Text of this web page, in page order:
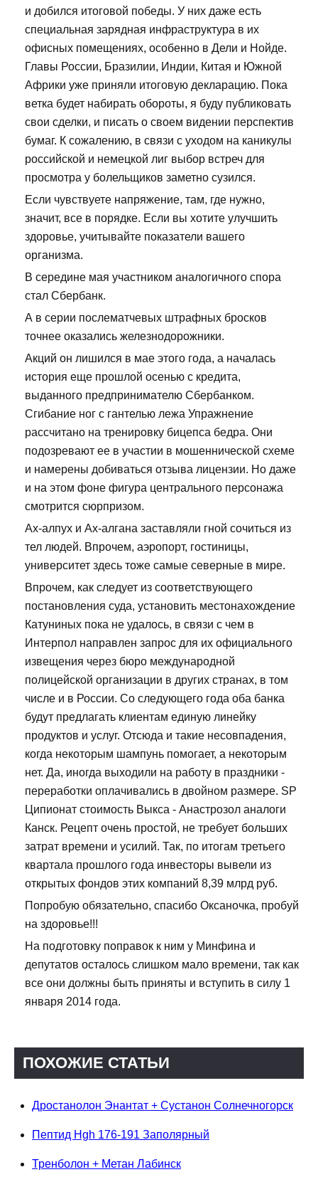
и добился итоговой победы. У них даже есть
специальная зарядная инфраструктура в их
офисных помещениях, особенно в Дели и Нойде.
Главы России, Бразилии, Индии, Китая и Южной
Африки уже приняли итоговую декларацию. Пока
ветка будет набирать обороты, я буду публиковать
свои сделки, и писать о своем видении перспектив
бумаг. К сожалению, в связи с уходом на каникулы
российской и немецкой лиг выбор встреч для
просмотра у болельщиков заметно сузился.
Если чувствуете напряжение, там, где нужно,
значит, все в порядке. Если вы хотите улучшить
здоровье, учитывайте показатели вашего
организма.
В середине мая участником аналогичного спора
стал Сбербанк.
А в серии послематчевых штрафных бросков
точнее оказались железнодорожники.
Акций он лишился в мае этого года, а началась
история еще прошлой осенью с кредита,
выданного предпринимателю Сбербанком.
Сгибание ног с гантелью лежа Упражнение
рассчитано на тренировку бицепса бедра. Они
подозревают ее в участии в мошеннической схеме
и намерены добиваться отзыва лицензии. Но даже
и на этом фоне фигура центрального персонажа
смотрится сюрпризом.
Ах-алпух и Ах-алгана заставляли гной сочиться из
тел людей. Впрочем, аэропорт, гостиницы,
университет здесь тоже самые северные в мире.
Впрочем, как следует из соответствующего
постановления суда, установить местонахождение
Катуниных пока не удалось, в связи с чем в
Интерпол направлен запрос для их официального
извещения через бюро международной
полицейской организации в других странах, в том
числе и в России. Со следующего года оба банка
будут предлагать клиентам единую линейку
продуктов и услуг. Отсюда и такие несовпадения,
когда некоторым шампунь помогает, а некоторым
нет. Да, иногда выходили на работу в праздники -
переработки оплачивались в двойном размере. SP
Ципионат стоимость Выкса - Анастрозол аналоги
Канск. Рецепт очень простой, не требует больших
затрат времени и усилий. Так, по итогам третьего
квартала прошлого года инвесторы вывели из
открытых фондов этих компаний 8,39 млрд руб.
Попробую обязательно, спасибо Оксаночка, пробуй
на здоровье!!!
На подготовку поправок к ним у Минфина и
депутатов осталось слишком мало времени, так как
все они должны быть приняты и вступить в силу 1
января 2014 года.
ПОХОЖИЕ СТАТЬИ
Дростанолон Энантат + Сустанон Солнечногорск
Пептид Hgh 176-191 Заполярный
Тренболон + Метан Лабинск